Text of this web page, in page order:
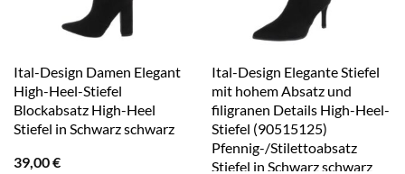
Ital-Design Damen Elegant
High-Heel-Stiefel
Blockabsatz High-Heel
Stiefel in Schwarz schwarz
39,00€
Ital-Design Elegante Stiefel
mit hohem Absatz und
filigranen Details High-Heel-
Stiefel (90515125)
Pfennig-/Stilettoabsatz
Stiefel in Schwarz schwarz